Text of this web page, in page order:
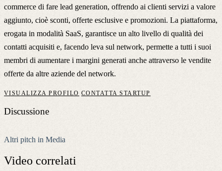
commerce di fare lead generation, offrendo ai clienti servizi a valore
aggiunto, cioè sconti, offerte esclusive e promozioni. La piattaforma,
erogata in modalità SaaS, garantisce un alto livello di qualità dei
contatti acquisiti e, facendo leva sul network, permette a tutti i suoi
membri di aumentare i margini generati anche attraverso le vendite
offerte da altre aziende del network.
VISUALIZZA PROFILO CONTATTA STARTUP
Discussione
Altri pitch in Media
Video correlati